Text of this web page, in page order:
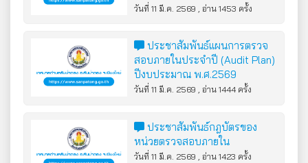
เผยแพร่ให้บุคคลภายนอกทราบ
วันที่ 11 มี.ค. 2569 , อ่าน 1453 ครั้ง
ประชาสัมพันธ์แผนการตรวจ
สอบภายในประจำปี (Audit Plan)
ปีงบประมาณ พ.ศ.2569
วันที่ 11 มี.ค. 2569 , อ่าน 1444 ครั้ง
ประชาสัมพันธ์กฎบัตรของ
หน่วยตรวจสอบภายใน
วันที่ 11 มี.ค. 2569 , อ่าน 1423 ครั้ง